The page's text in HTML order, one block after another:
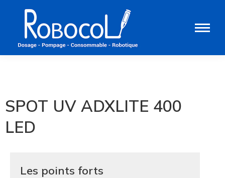
SPOT UV ADXLITE 400
LED
Les points forts